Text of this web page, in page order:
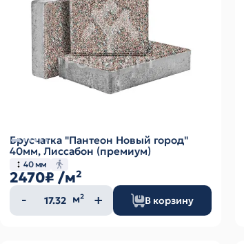
Брусчатка "Пантеон Новый город"
40мм, Лиссабон (премиум)
40 мм
2470₽ /м²
Количество
товара
м² В корзину